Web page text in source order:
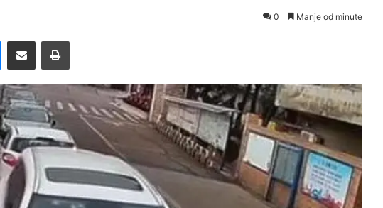
0 Manje od minute
Messenger
Pošalji preko E-Maila Printaj